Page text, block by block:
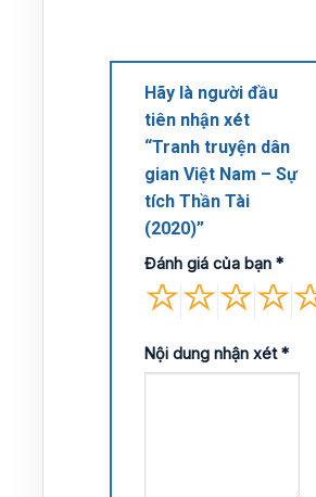
Hãy là người đầu
tiên nhận xét
“Tranh truyện dân
gian Việt Nam – Sự
tích Thần Tài
(2020)”
Đánh giá của bạn *
Nội dung nhận xét*